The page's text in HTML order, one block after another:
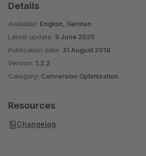
Details
Available: English, German
Latest update: 5 June 2025
Publication date: 31 August 2018
Version: 1.2.2
Category: Conversion Optimization
Resources
Changelog